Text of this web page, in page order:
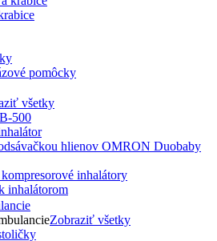
pomôcky
všetky
inhalátorom
Zobraziť všetky